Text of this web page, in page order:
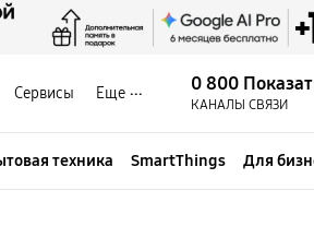
Сервисы Еще 0 800
КАНАЛЫ СВЯЗИ
техника SmartThings Для